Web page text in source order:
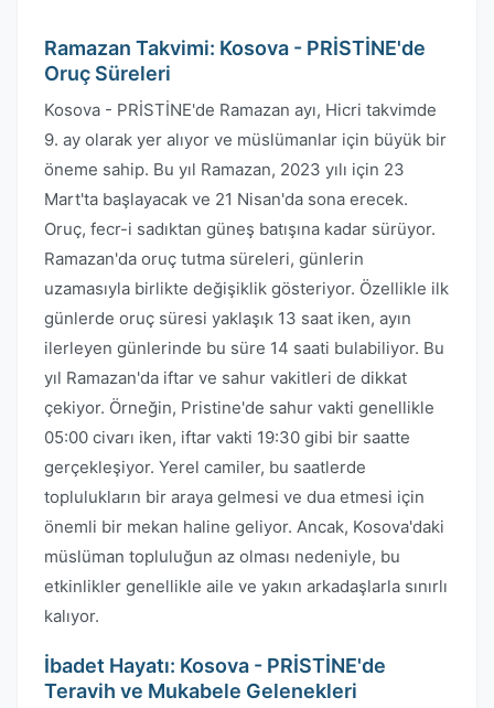
Ramazan Takvimi: Kosova - PRİSTİNE'de
Oruç Süreleri
Kosova - PRİSTİNE'de Ramazan ayı, Hicri takvimde
9. ay olarak yer alıyor ve müslümanlar için büyük bir
öneme sahip. Bu yıl Ramazan, 2023 yılı için 23
Mart'ta başlayacak ve 21 Nisan'da sona erecek.
Oruç, fecr-i sadıktan güneş batışına kadar sürüyor.
Ramazan'da oruç tutma süreleri, günlerin
uzamasıyla birlikte değişiklik gösteriyor. Özellikle ilk
günlerde oruç süresi yaklaşık 13 saat iken, ayın
ilerleyen günlerinde bu süre 14 saati bulabiliyor. Bu
yıl Ramazan'da iftar ve sahur vakitleri de dikkat
çekiyor. Örneğin, Pristine'de sahur vakti genellikle
05:00 civarı iken, iftar vakti 19:30 gibi bir saatte
gerçekleşiyor. Yerel camiler, bu saatlerde
toplulukların bir araya gelmesi ve dua etmesi için
önemli bir mekan haline geliyor. Ancak, Kosova'daki
müslüman topluluğun az olması nedeniyle, bu
etkinlikler genellikle aile ve yakın arkadaşlarla sınırlı
kalıyor.
İbadet Hayatı: Kosova - PRİSTİNE'de
Teravih ve Mukabele Gelenekleri